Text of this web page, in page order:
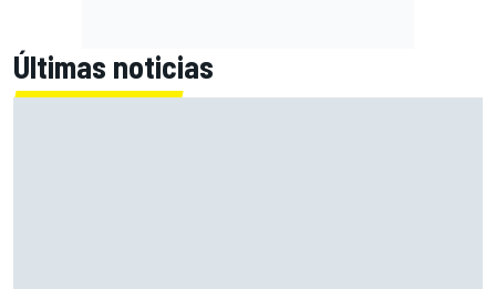
Últimas noticias